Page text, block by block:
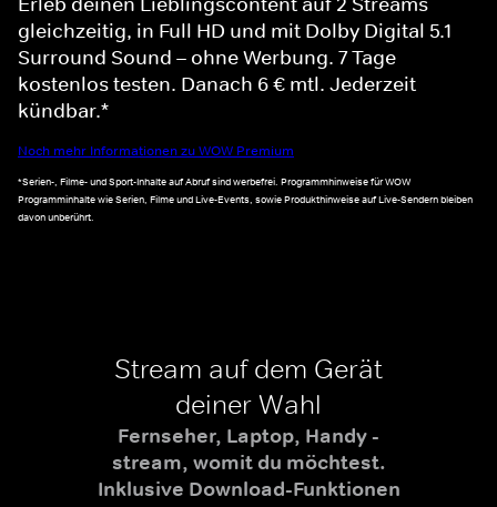
gleichzeitig, in Full HD und mit Dolby Digital 5.1
Surround Sound – ohne Werbung. 7 Tage
kostenlos testen. Danach 6 € mtl. Jederzeit
kündbar.*
Noch mehr Informationen zu WOW Premium
*Serien-, Filme- und Sport-Inhalte auf Abruf sind werbefrei. Programmhinweise für WOW
Programminhalte wie Serien, Filme und Live-Events, sowie Produkthinweise auf Live-Sendern bleiben
davon unberührt.
Stream auf dem Gerät
deiner Wahl
Fernseher, Laptop, Handy -
stream, womit du möchtest.
Inklusive Download-Funktionen